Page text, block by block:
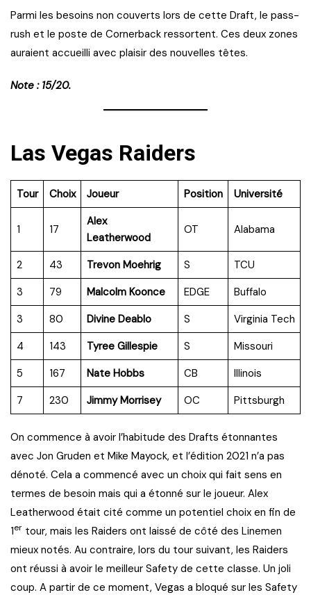
Parmi les besoins non couverts lors de cette Draft, le pass-
rush et le poste de Cornerback ressortent. Ces deux zones
auraient accueilli avec plaisir des nouvelles têtes.
Note : 15/20.
Las Vegas Raiders
Tour Choix Joueur Position Université
1 17
Alex
Leatherwood
OT Alabama
2 43 Trevon Moehrig S
TCU
3
79 Malcolm Koonce EDGE
Buffalo
3
80 Divine Deablo S
Virginia Tech
4
143 Tyree Gillespie S
Missouri
5
167 Nate Hobbs CB
Illinois
7
230 Jimmy Morrisey OC Pittsburgh
On commence à avoir l’habitude des Drafts étonnantes
avec Jon Gruden et Mike Mayock, et l’édition 2021 n’a pas
dénoté. Cela a commencé avec un choix qui fait sens en
termes de besoin mais qui a étonné sur le joueur. Alex
Leatherwood était cité comme un potentiel choix en fin de
1er tour, mais les Raiders ont laissé de côté des Linemen
mieux notés. Au contraire, lors du tour suivant, les Raiders
ont réussi à avoir le meilleur Safety de cette classe. Un joli
coup. A partir de ce moment, Vegas a bloqué sur les Safety